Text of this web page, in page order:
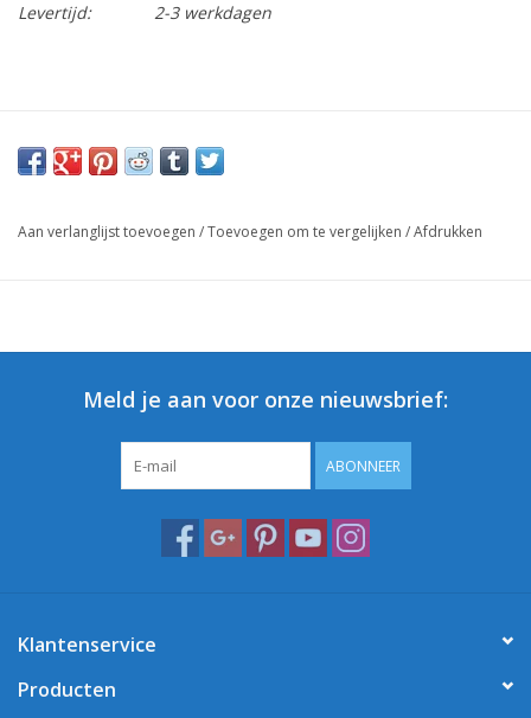
Levertijd:
2-3 werkdagen
Aan verlanglijst toevoegen /Toevoegen om te vergelijken /Afdrukken
Meld je aan voor onze nieuwsbrief:
ABONNEER
Klantenservice
Producten